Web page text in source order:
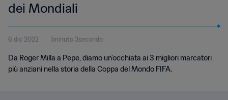
dei Mondiali
6 dic 2022 1minuto 3secondo
Da Roger Milla a Pepe, diamo un'occhiata ai 3 migliori marcatori
più anziani nella storia della Coppa del Mondo FIFA.